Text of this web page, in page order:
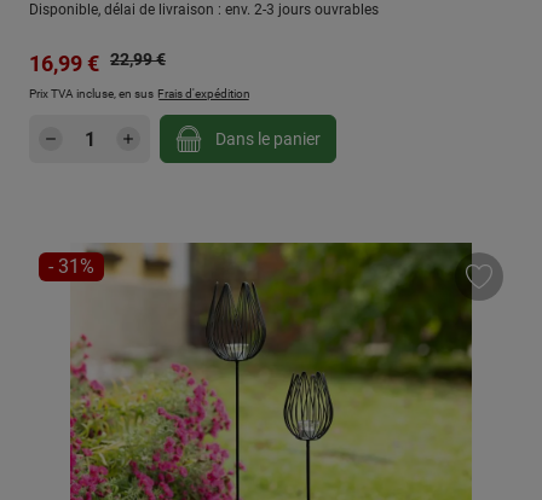
Disponible, délai de livraison : env. 2-3 jours ouvrables
Prix de vente :
16,99 € Prix régulier :
22,99 €
Prix TVA incluse, en sus Frais d'expédition
Quantité de produit : Entrez la quantité
Dans le panier
RÉDUCTION
- 31%